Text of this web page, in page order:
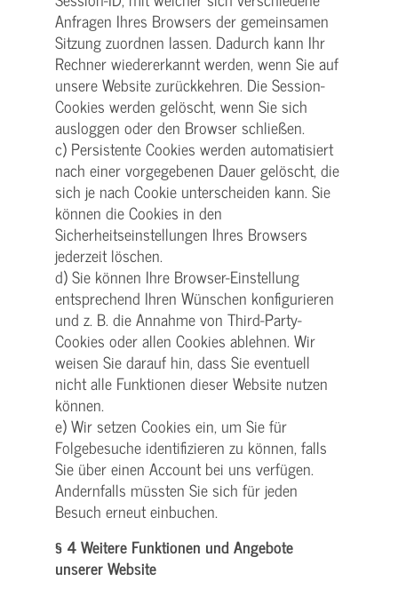
Anfragen Ihres Browsers der gemeinsamen
Sitzung zuordnen lassen. Dadurch kann Ihr
Rechner wiedererkannt werden, wenn Sie auf
unsere Website zurückkehren. Die Session-
Cookies werden gelöscht, wenn Sie sich
ausloggen oder den Browser schließen.
c) Persistente Cookies werden automatisiert
nach einer vorgegebenen Dauer gelöscht, die
sich je nach Cookie unterscheiden kann. Sie
können die Cookies in den
Sicherheitseinstellungen Ihres Browsers
jederzeit löschen.
d) Sie können Ihre Browser-Einstellung
entsprechend Ihren Wünschen konfigurieren
und z. B. die Annahme von Third-Party-
Cookies oder allen Cookies ablehnen. Wir
weisen Sie darauf hin, dass Sie eventuell
nicht alle Funktionen dieser Website nutzen
können.
e) Wir setzen Cookies ein, um Sie für
Folgebesuche identifizieren zu können, falls
Sie über einen Account bei uns verfügen.
Andernfalls müssten Sie sich für jeden
Besuch erneut einbuchen.
§ 4 Weitere Funktionen und Angebote
unserer Website